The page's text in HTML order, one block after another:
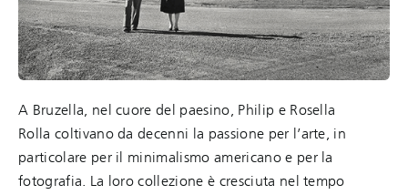
A Bruzella, nel cuore del paesino, Philip e Rosella
Rolla coltivano da decenni la passione per l’arte, in
particolare per il minimalismo americano e per la
fotografia. La loro collezione è cresciuta nel tempo